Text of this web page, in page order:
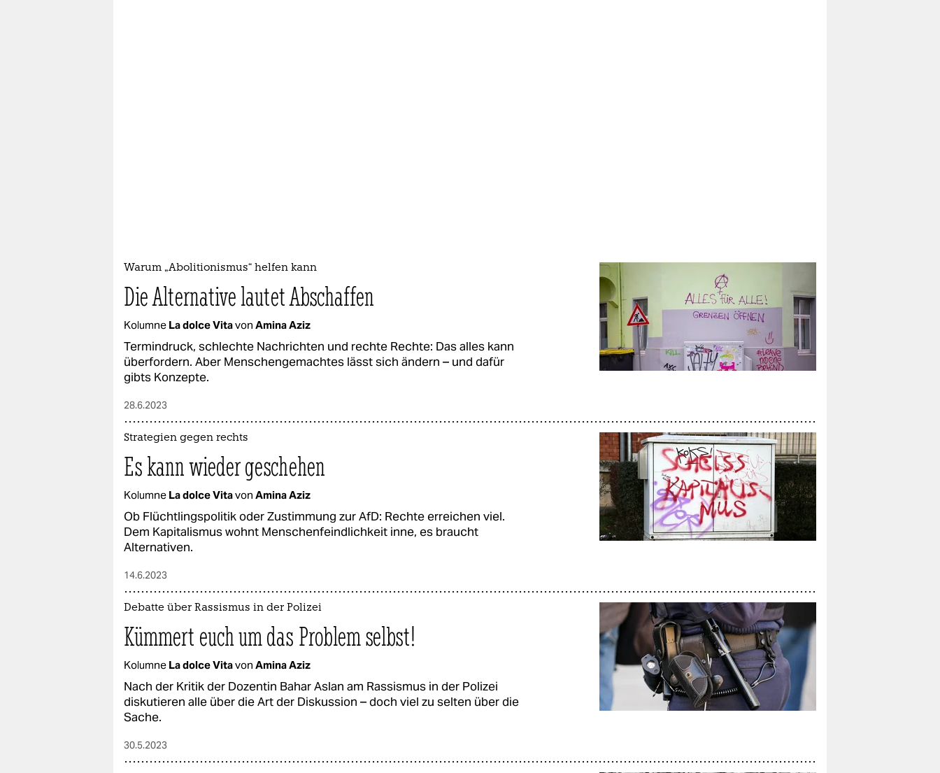
Warum „Abolitionismus“ helfen kann
Die Alternative lautet Abschaffen
Kolumne La dolce Vitavon Amina Aziz
Termindruck, schlechte Nachrichten und rechte Rechte: Das alles kann
überfordern. Aber Menschengemachtes lässt sich ändern – und dafür
gibts Konzepte.
28.6.2023
Strategien gegen rechts
Es kann wieder geschehen
Kolumne La dolce Vitavon Amina Aziz
Ob Flüchtlingspolitik oder Zustimmung zur AfD: Rechte erreichen viel.
Dem Kapitalismus wohnt Menschenfeindlichkeit inne, es braucht
Alternativen.
14.6.2023
Debatte über Rassismus in der Polizei
Kümmert euch um das Problem selbst!
Kolumne La dolce Vitavon Amina Aziz
Nach der Kritik der Dozentin Bahar Aslan am Rassismus in der Polizei
diskutieren alle über die Art der Diskussion – doch viel zu selten über die
Sache.
30.5.2023